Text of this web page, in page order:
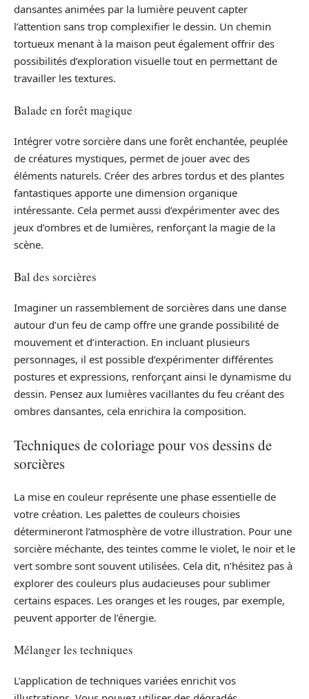
dansantes animées par la lumière peuvent capter
l’attention sans trop complexifier le dessin. Un chemin
tortueux menant à la maison peut également offrir des
possibilités d’exploration visuelle tout en permettant de
travailler les textures.
Balade en forêt magique
Intégrer votre sorcière dans une forêt enchantée, peuplée
de créatures mystiques, permet de jouer avec des
éléments naturels. Créer des arbres tordus et des plantes
fantastiques apporte une dimension organique
intéressante. Cela permet aussi d’expérimenter avec des
jeux d’ombres et de lumières, renforçant la magie de la
scène.
Bal des sorcières
Imaginer un rassemblement de sorcières dans une danse
autour d’un feu de camp offre une grande possibilité de
mouvement et d’interaction. En incluant plusieurs
personnages, il est possible d’expérimenter différentes
postures et expressions, renforçant ainsi le dynamisme du
dessin. Pensez aux lumières vacillantes du feu créant des
ombres dansantes, cela enrichira la composition.
Techniques de coloriage pour vos dessins de
sorcières
La mise en couleur représente une phase essentielle de
votre création. Les palettes de couleurs choisies
détermineront l’atmosphère de votre illustration. Pour une
sorcière méchante, des teintes comme le violet, le noir et le
vert sombre sont souvent utilisées. Cela dit, n’hésitez pas à
explorer des couleurs plus audacieuses pour sublimer
certains espaces. Les oranges et les rouges, par exemple,
peuvent apporter de l’énergie.
Mélanger les techniques
L’application de techniques variées enrichit vos